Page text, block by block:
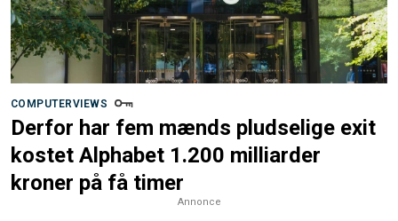
COMPUTERVIEWS
Derfor har fem mænds pludselige exit
kostet Alphabet 1.200 milliarder
kroner på få timer
Annonce